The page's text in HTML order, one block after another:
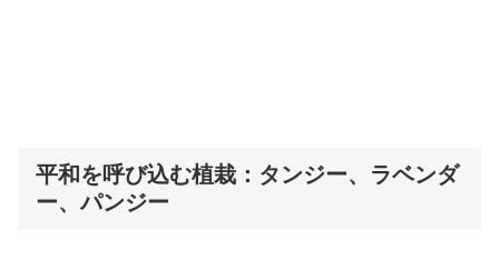
平和を呼び込む植栽：タンジー、ラベンダ
ー、パンジー